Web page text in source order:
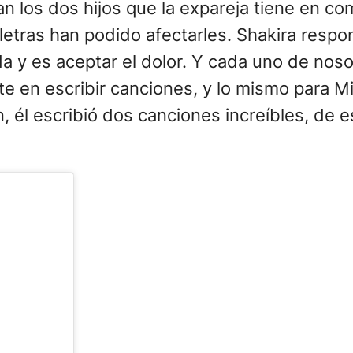
los dos hijos que la expareja tiene en
han podido afectarles. Shakira
y es aceptar el dolor. Y cada uno de
en escribir canciones, y lo mismo para
escribió dos canciones increíbles, de